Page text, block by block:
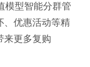
模型智能分群管
、优惠活动等精
来更多复购